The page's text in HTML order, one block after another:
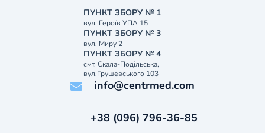
ПУНКТ ЗБОРУ № 1
вул. Героїв УПА 15
ПУНКТ ЗБОРУ № 3
вул. Миру 2
ПУНКТ ЗБОРУ № 4
смт. Скала-Подільська,
вул.Грушевського 103
info@centrmed.com
+38 (096) 796-36-85